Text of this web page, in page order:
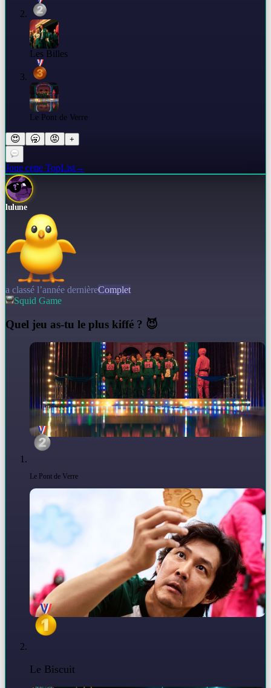
Les Billes
Le Pont de Verre
😍 🥱 😡 +
Joue cette TopList→
lulune
a classé l’année dernièreComplet
Squid Game
Quel jeu as-tu le plus kiffé ? 😈
Le Pont de Verre
Le Biscuit